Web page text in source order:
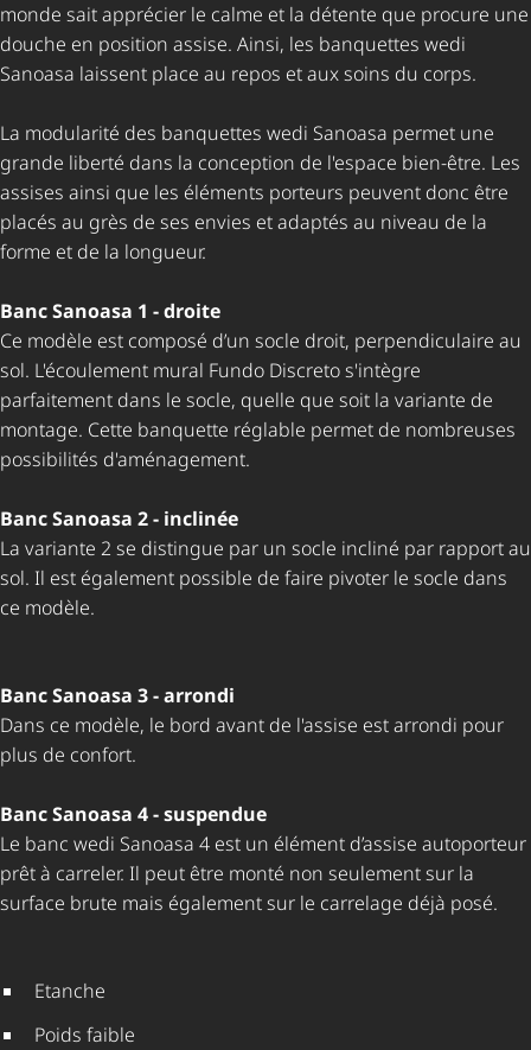
monde sait apprécier le calme et la détente que procure une
douche en position assise. Ainsi, les banquettes wedi
Sanoasa laissent place au repos et aux soins du corps.
La modularité des banquettes wedi Sanoasa permet une
grande liberté dans la conception de l'espace bien-être. Les
assises ainsi que les éléments porteurs peuvent donc être
placés au grès de ses envies et adaptés au niveau de la
forme et de la longueur.
Banc Sanoasa 1 - droite
Ce modèle est composé d’un socle droit, perpen­di­cu­laire au
sol. L'écoulement mural Fundo Discreto s'intègre
parfaitement dans le socle, quelle que soit la variante de
montage. Cette banquette réglable permet de nombreuses
possibilités d'aménagement.
Banc Sanoasa 2 - inclinée
La variante 2 se distingue par un socle incliné par rapport au
sol. Il est également possible de faire pivoter le socle dans
ce modèle.
Banc Sanoasa 3 - arrondi
Dans ce modèle, le bord avant de l'assise est arrondi pour
plus de confort.
Banc Sanoasa 4 - suspendue
Le banc wedi Sanoasa 4 est un élément d’assise autoporteur
prêt à carreler. Il peut être monté non seulement sur la
surface brute mais également sur le carrelage déjà posé.
Etanche
Poids faible